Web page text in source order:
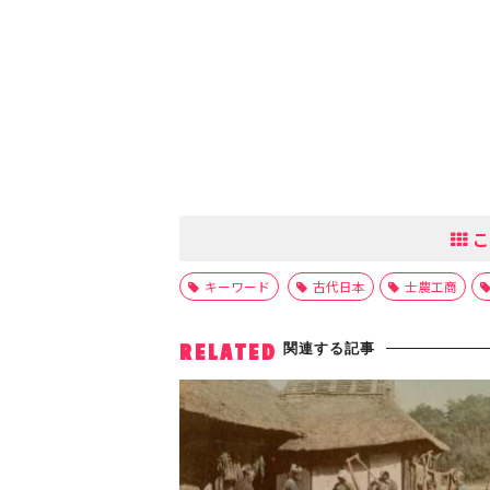
キーワード 古代日本 士農工商
RELATED 関連する記事